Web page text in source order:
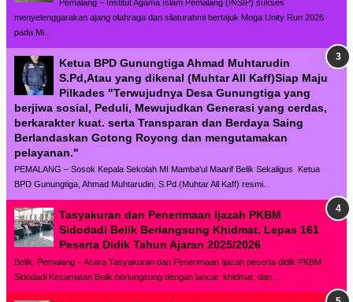
Pemalang – Institut Agama Islam Pemalang (INSIP) sukses
menyelenggarakan ajang olahraga dan silaturahmi bertajuk Moga Unity Run 2026
pada Mi...
Ketua BPD Gunungtiga Ahmad Muhtarudin
S.Pd,Atau yang dikenal (Muhtar All Kaff)Siap Maju
Pilkades "Terwujudnya Desa Gunungtiga yang
berjiwa sosial, Peduli, Mewujudkan Generasi yang cerdas,
berkarakter kuat. serta Transparan dan Berdaya Saing
Berlandaskan Gotong Royong dan mengutamakan
pelayanan."
PEMALANG – Sosok Kepala Sekolah MI Mamba'ul Maarif Belik Sekaligus Ketua
BPD Gunungtiga, Ahmad Muhtarudin, S.Pd.(Muhtar All Kaff) resmi...
Tasyakuran dan Penerimaan Ijazah PKBM
Sidodadi Belik Berlangsung Khidmat, Lepas 161
Peserta Didik Tahun Ajaran 2025/2026
Belik, Pemalang – Acara Tasyakuran dan Penerimaan Ijazah peserta didik PKBM
Sidodadi Kecamatan Belik berlangsung dengan lancar, khidmat, dan...